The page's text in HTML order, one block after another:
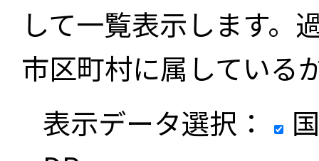
して一覧表示します。
市区町村に属している
表示データ選択：